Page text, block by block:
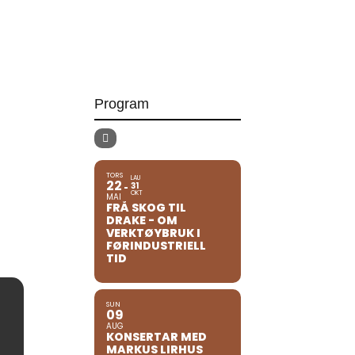
Program
TORS
22
MAI
LAU
31
OKT
FRÅ SKOG TIL
DRAKE - OM
VERKTØYBRUK I
FØRINDUSTRIELL
TID
SUN
09
AUG
KONSERTAR MED
MARKUS LIRHUS